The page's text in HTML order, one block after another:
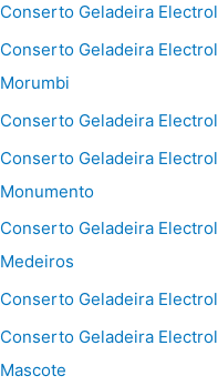
Conserto Geladeira
Conserto Geladeira
Morumbi
Conserto Geladeira
Conserto Geladeira
Monumento
Conserto Geladeira
Medeiros
Conserto Geladeira
Conserto Geladeira
Mascote